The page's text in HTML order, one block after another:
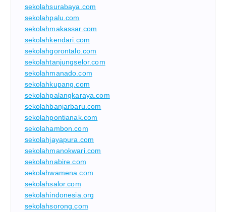
sekolahsurabaya.com
sekolahpalu.com
sekolahmakassar.com
sekolahkendari.com
sekolahgorontalo.com
sekolahtanjungselor.com
sekolahmanado.com
sekolahkupang.com
sekolahpalangkaraya.com
sekolahbanjarbaru.com
sekolahpontianak.com
sekolahambon.com
sekolahjayapura.com
sekolahmanokwari.com
sekolahnabire.com
sekolahwamena.com
sekolahsalor.com
sekolahindonesia.org
sekolahsorong.com